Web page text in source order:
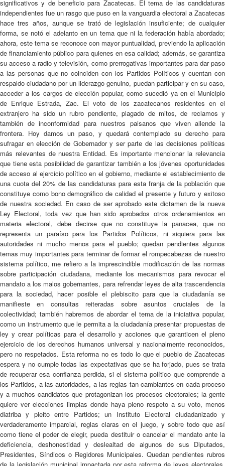
significativos y de beneficio para Zacatecas. El tema de las candidaturas
independientes fue un rasgo que puso en la vanguardia electoral a Zacatecas
hace tres años, aunque se trató de legislación insuficiente; de cualquier
forma, se notó el adelanto en un tema que ni la federación había abordado;
ahora, este tema se reconoce con mayor puntualidad, previendo la aplicación
de financiamiento público para quienes en esa calidad; además, se garantiza
su acceso a radio y televisión, como prerrogativas importantes para dar paso
a las personas que no coinciden con los Partidos Políticos y cuentan con
respaldo ciudadano por un liderazgo genuino, puedan participar y en su caso,
acceder a los cargos de elección popular, como sucedió ya en el Municipio
de Enrique Estrada, Zac. El voto de los zacatecanos residentes en el
extranjero ha sido un rubro pendiente, plagado de mitos, de reclamos y
también de inconformidad para nuestros paisanos que viven allende la
frontera. Hoy damos un paso, y quedará contemplado su derecho para
sufragar en elección de Gobernador y ser parte de las decisiones políticas
más relevantes de nuestra Entidad. Es importante mencionar la relevancia
que tiene esta posibilidad de garantizar también a los jóvenes oportunidades
de acceso al ejercicio político en el gobierno, mediante el establecimiento de
una cuota del 20% de las candidaturas para esta franja de la población que
constituye como bono demográfico de calidad el presente y futuro y exitoso
de nuestra sociedad. En caso de ser aprobado este dictamen de la nueva
Ley Electoral, toda vez que han sido aprobados otros ordenamientos en
materia electoral, debe decirse que no constituye la panacea, que no
representa un paraíso para los Partidos Políticos, ni siquiera para las
autoridades ni mucho menos para el pueblo; quedan pendientes algunos
temas muy importantes para terminar de formar el rompecabezas de nuestro
sistema político, me refiero a la imprescindible modificación de las normas
sobre participación ciudadana, mediante los mecanismos para revocar el
mandato a los malos gobernantes, para refrendar leyes de alta trascendencia
para la sociedad, hacer posible el plebiscito para que la ciudadanía se
manifieste en consultas reiteradas sobre asuntos cruciales de la
colectividad; también habremos de abordar el tema de la iniciativa popular,
como un instrumento que le permita a la ciudadanía presentar propuestas de
ley y crear políticas para el desarrollo y acciones que garanticen el pleno
ejercicio de los derechos humanos universal y nacionalmente reconocidos,
pero no respetados. Esta reforma no es todo lo que el pueblo de Zacatecas
espera y no cumple todas las expectativas que se ha forjado, pues se trata
de recuperar esa confianza perdida, si el sistema político que comprende a
los Partidos, a las autoridades, a las reglas tan cambiantes en cada proceso
y a muchos candidatos que protagonizan los procesos electorales; la gente
quiere ver elecciones limpias donde haya pleno respeto a su voto, menos
diatriba y pleito entre Partidos; un Instituto Electoral ciudadanizado y
verdaderamente imparcial, reglas claras en el juego, y sobre todo que así
como tiene el poder de elegir, pueda destituir o cancelar el mandato ante la
deficiencia, deshonestidad y deslealtad de algunos de sus Diputados,
Presidentes, Síndicos o Regidores Municipales. Quedan pendientes rubros